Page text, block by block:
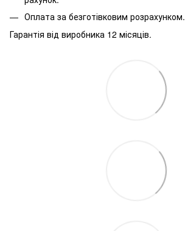
Оплата за безготівковим розрахунком.
Гарантія від виробника 12 місяців.